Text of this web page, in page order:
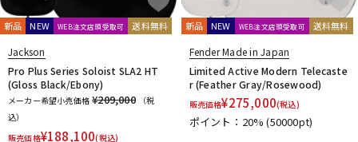
新品 NEW WEB注文店頭受取可 送料無料
Jackson
Pro Plus Series Soloist SLA2 HT
(Gloss Black/Ebony)
メーカー希望小売価格 ¥209,000
（税
込）
販売価格¥188,100(税込)
新品 NEW WEB注文店頭受取可 送料無料
Fender Made in Japan
Limited Active Modern Telecaste
r (Feather Gray/Rosewood)
販売価格¥275,000(税込)
ポイント：20%(50000pt)